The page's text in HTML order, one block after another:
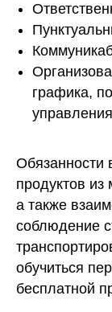
графика,
Обязанности
продуктов из
а также
соблюдение
обучиться
бесплатной